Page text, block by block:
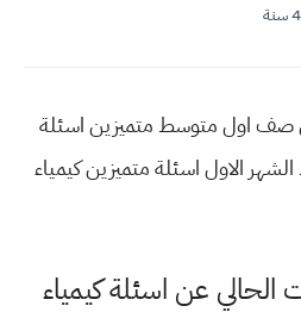
صف اول متوسط متميزين اسئلة
الاول اسئلة متميزين كيمياء
الحالي عن اسئلة كيمياء